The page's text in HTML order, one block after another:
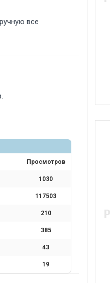
все
Просмотров
1030
117503
210
385
43
19